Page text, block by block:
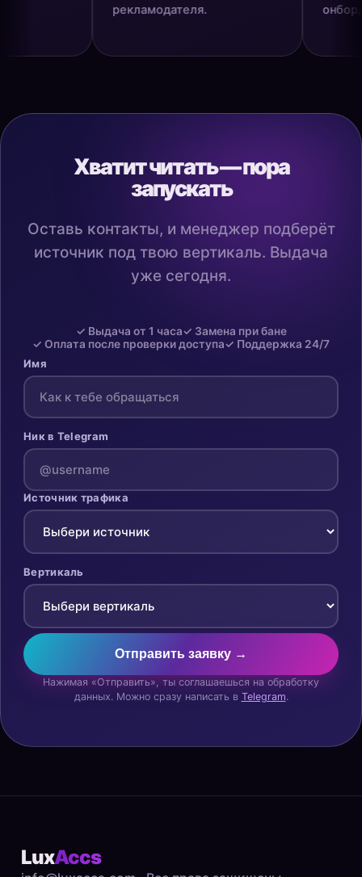
рекламодателя.
онбординга.
Хватит читать — пора
запускать
Оставь контакты, и менеджер подберёт
источник под твою вертикаль. Выдача
уже сегодня.
✓ Выдача от 1 часа✓ Замена при бане
✓ Оплата после проверки доступа✓ Поддержка 24/7
Имя
Ник в Telegram
Источник трафика
Вертикаль
Отправить заявку →
Нажимая «Отправить», ты соглашаешься на обработку
данных. Можно сразу написать в Telegram.
LuxAccs